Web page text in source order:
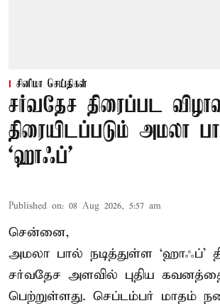
சினிமா செய்திகள்
சர்வதேச திரைப்பட
திரையிடப்படும் அமலா
‘ஹாஃப்’
Published on: 08 Aug 2026, 5:57 am
சென்னை,
அமலா பால் நடித்துள்ள ‘ஹாஃப்’
சர்வதேச அளவில் புதிய
பெற்றுள்ளது. செப்டம்பர் மாதம்